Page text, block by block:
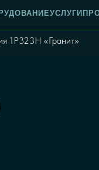
УСЛУГИ
1Р323Н «Гранит»